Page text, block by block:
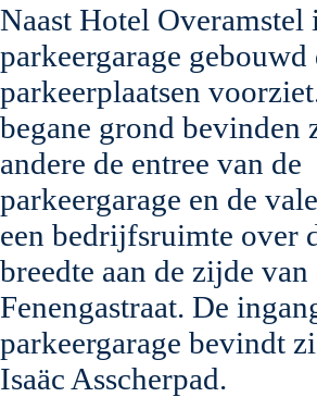
Naast Hotel Overamstel
parkeergarage
parkeerplaatsen
begane grond bevinden
andere de entree van de
parkeergarage en de
een bedrijfsruimte over
breedte aan de zijde
Fenengastraat. De
parkeergarage bevindt
Isaäc Asscherpad.